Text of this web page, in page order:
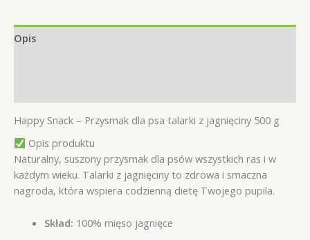
Opis
Happy Snack – Przysmak dla psa talarki z jagnięciny 500 g
Opis produktu
Naturalny, suszony przysmak dla psów wszystkich ras i w
każdym wieku. Talarki z jagnięciny to zdrowa i smaczna
nagroda, która wspiera codzienną dietę Twojego pupila.
Skład: 100% mięso jagnięce